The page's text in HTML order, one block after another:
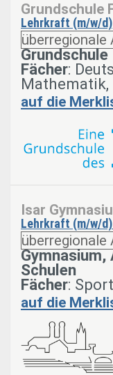
Grundschule
Lehrkraft (m/w/d)
überregionale
Grundschule
Fächer:
auf die
Isar
Lehrkraft (m/w/
überregionale
Gymnasium,
Schulen
Fächer: Sport
auf die